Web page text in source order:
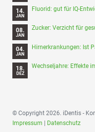
14.
JAN
Fluorid: gut für IQ-
08.
JAN
Zucker: Verzicht für
04.
JAN
Hirnerkrankungen: Ist
18.
DEZ
Wechseljahre: Effekte
© Copyright 2026. iDentis -
Impressum
Datenschutz